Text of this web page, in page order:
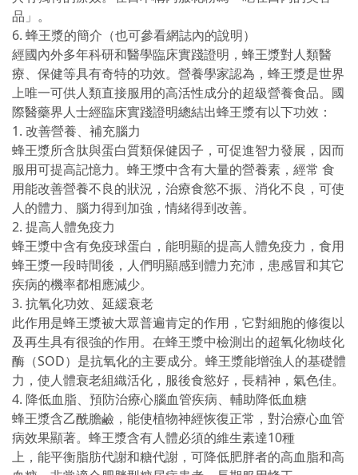
品」。
6. 蜂王漿的簡介（也可參看網誌內的說明）
經國內外多年科研和醫學臨床實踐證明，蜂王漿對人類醫
療、保健等具有奇特的功效。營養學家認為，蜂王漿是世界
上唯一可供人類直接服用的高活性成分的超級營養食品。國
際醫藥界人士經臨床實踐證明總結出蜂王漿有以下功效：
1. 改善營養、補充腦力
蜂王漿所含肽與蛋白質類保健因子，可促進智力發展，因而
服用可提高記憶力。蜂王漿中含有大量的營養素，經常 食
用能改善營養不良的狀況，治療食慾不振、消化不良，可使
人的體力、腦力得到加強，情緒得到改善。
2. 提高人體免疫力
蜂王漿中含有免疫球蛋白，能明顯的提高人體免疫力，食用
蜂王漿一段時間後，人們明顯感到體力充沛，患感冒和其它
疾病的機率都相應減少。
3. 抗氧化功效、延緩衰老
此作用是蜂王漿被大眾普遍肯定的作用，它對細胞的修復以
及再生具有很強的作用。在蜂王漿中檢測出的超氧化物歧化
酶（SOD）是抗氧化的主要成分。蜂王漿能增強人的基礎體
力，使人體衰老組織活化，服後食慾好，長精神，氣色佳。
4. 降低血脂、預防治療心腦血管疾病、輔助降低血糖
蜂王漿含乙酰膽鹼，能使植物神經恢復正常，對治療心血管
病效果顯著。蜂王漿含有人體必須的維生素達10種
上，能平衡脂肪代謝和糖代謝，可降低肥胖者的高血脂和高